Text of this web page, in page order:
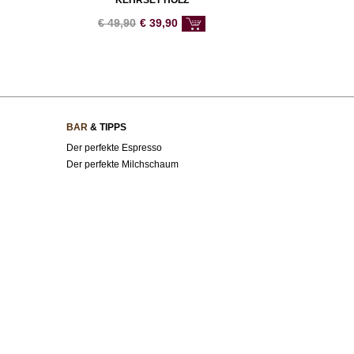
€49,90 €39,90
BAR& TIPPS
Der perfekte Espresso
Der perfekte Milchschaum